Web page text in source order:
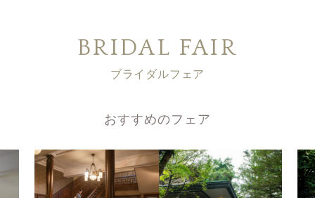
BRIDAL FAIR
ブライダルフェア
おすすめのフェア